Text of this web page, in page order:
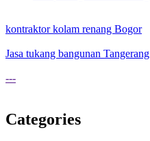
kontraktor kolam renang Bogor
Jasa tukang bangunan Tangerang
---
Categories